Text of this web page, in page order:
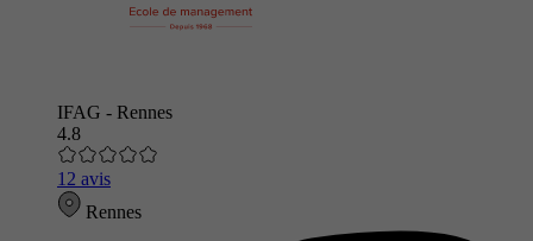
IFAG - Rennes
4.8
12 avis
Rennes